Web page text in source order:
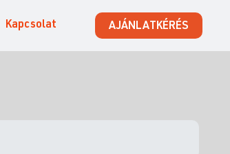
Kapcsolat AJÁNLATKÉRÉS